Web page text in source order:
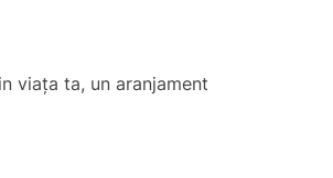
viața ta, un aranjament